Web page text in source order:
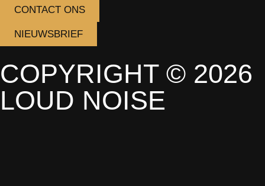
CONTACT ONS
NIEUWSBRIEF
COPYRIGHT © 2026
LOUD NOISE